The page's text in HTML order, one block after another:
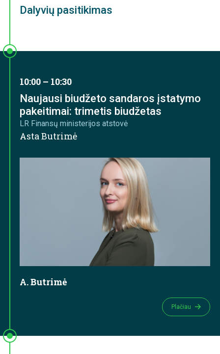
Dalyvių pasitikimas
10:00 – 10:30
Naujausi biudžeto sandaros įstatymo
pakeitimai: trimetis biudžetas
LR Finansų ministerijos atstovė
Asta Butrimė
A. Butrimė
Plačiau